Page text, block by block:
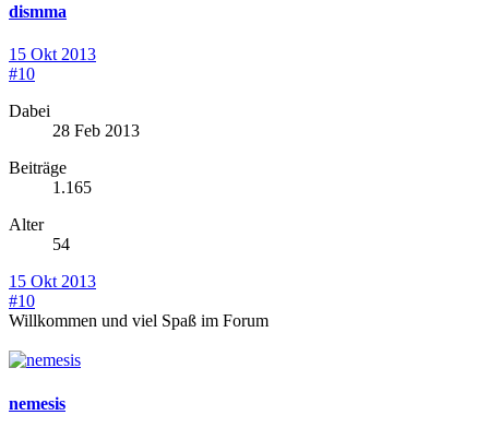
dismma
15 Okt 2013
#10
Dabei
28 Feb 2013
Beiträge
1.165
Alter
54
15 Okt 2013
#10
Willkommen und viel Spaß im Forum
nemesis